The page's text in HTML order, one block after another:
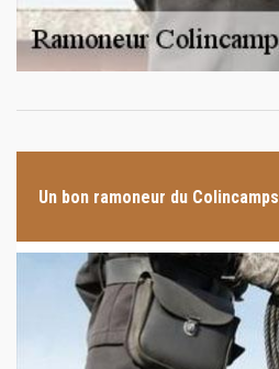
Un bon ramoneur du Colincamps